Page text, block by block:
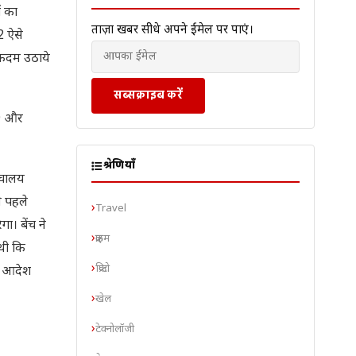
का
ऐसे
उठाये
और
पहले
बेंच ने
कि
आदेश
ताज़ा खबरें सीधे अपने ईमेल पर पाएं।
सब्सक्राइब करें
श्रेणियाँ
Travel
क्राइम
क्रिप्टो
खेल
टेक्नोलॉजी